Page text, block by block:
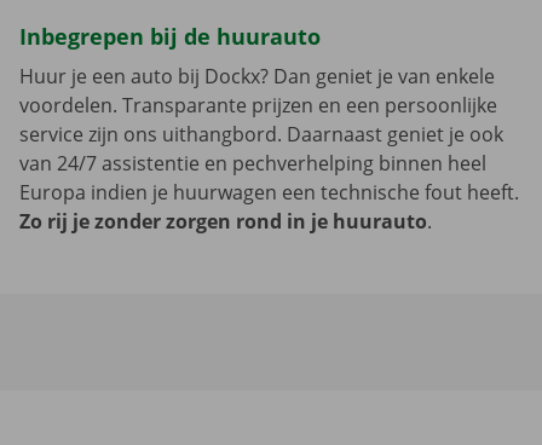
Inbegrepen bij de huurauto
Huur je een auto bij Dockx? Dan geniet je van enkele
voordelen. Transparante prijzen en een persoonlijke
service zijn ons uithangbord. Daarnaast geniet je ook
van 24/7 assistentie en pechverhelping binnen heel
Europa indien je huurwagen een technische fout heeft.
Zo rij je zonder zorgen rond in je huurauto.